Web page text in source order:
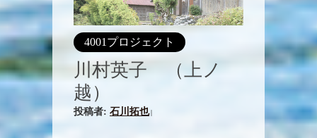
4001プロジェクト
川村英子 （上ノ
越）
投稿者: 石川拓也|